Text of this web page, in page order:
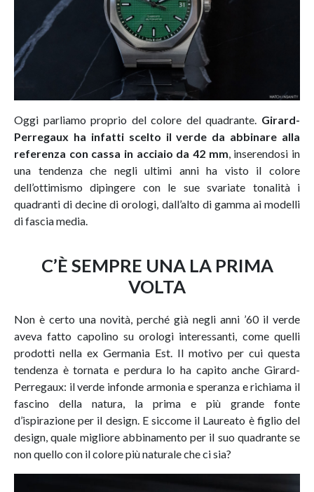
Oggi parliamo proprio del colore del quadrante. Girard-
Perregaux ha infatti scelto il verde da abbinare alla
referenza con cassa in acciaio da 42 mm, inserendosi in
una tendenza che negli ultimi anni ha visto il colore
dell’ottimismo dipingere con le sue svariate tonalità i
quadranti di decine di orologi, dall’alto di gamma ai modelli
di fascia media.
C’È SEMPRE UNA LA PRIMA
VOLTA
Non è certo una novità, perché già negli anni ’60 il verde
aveva fatto capolino su orologi interessanti, come quelli
prodotti nella ex Germania Est. Il motivo per cui questa
tendenza è tornata e perdura lo ha capito anche Girard-
Perregaux: il verde infonde armonia e speranza e richiama il
fascino della natura, la prima e più grande fonte
d’ispirazione per il design. E siccome il Laureato è figlio del
design, quale migliore abbinamento per il suo quadrante se
non quello con il colore più naturale che ci sia?